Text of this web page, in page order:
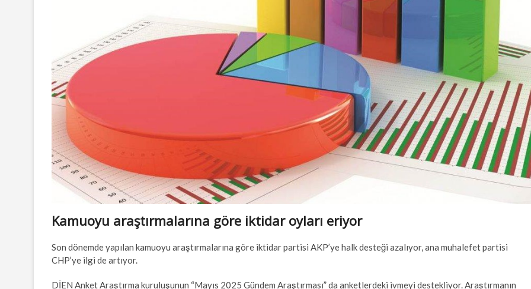
Kamuoyu araştırmalarına göre iktidar oyları eriyor
Son dönemde yapılan kamuoyu araştırmalarına göre iktidar partisi AKP’ye halk desteği azalıyor, ana muhalefet partisi
CHP’ye ilgi de artıyor.
DİEN Anket Araştırma kuruluşunun “Mayıs 2025 Gündem Araştırması” da anketlerdeki ivmeyi destekliyor. Araştırmanın